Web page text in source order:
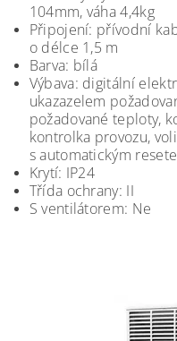
104mm, váha 4,4kg
Připojení: přívodní
o délce 1,5 m
Barva: bílá
Výbava: digitální
ukazazelem
požadované teploty,
kontrolka provozu,
s automatickým
Krytí: IP24
Třída ochrany: II
S ventilátorem: Ne